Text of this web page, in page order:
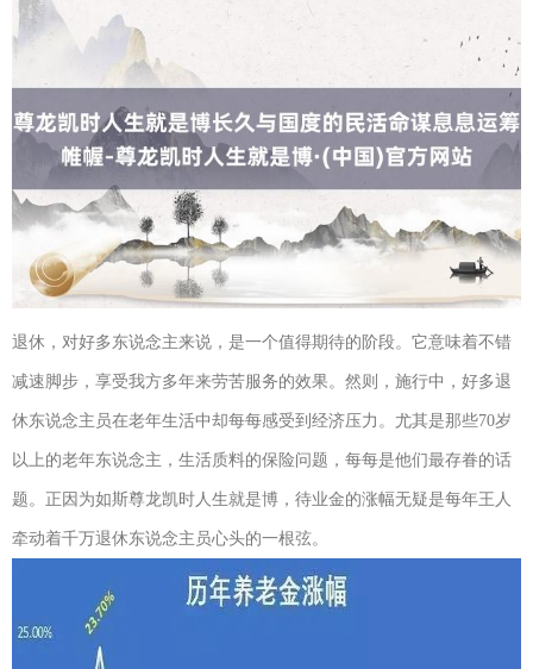
退休，对好多东说念主来说，是一个值得期待的阶段。它意味着不错
减速脚步，享受我方多年来劳苦服务的效果。然则，施行中，好多退
休东说念主员在老年生活中却每每感受到经济压力。尤其是那些70岁
以上的老年东说念主，生活质料的保险问题，每每是他们最存眷的话
题。正因为如斯尊龙凯时人生就是博，待业金的涨幅无疑是每年王人
牵动着千万退休东说念主员心头的一根弦。